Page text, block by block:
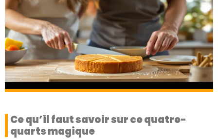
Ce qu’il faut savoir sur ce quatre-
quarts magique